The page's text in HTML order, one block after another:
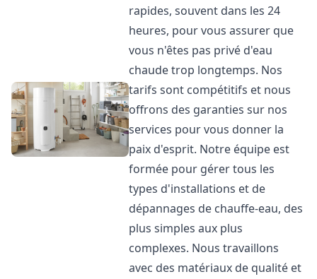
rapides, souvent dans les 24
heures, pour vous assurer que
vous n'êtes pas privé d'eau
chaude trop longtemps. Nos
tarifs sont compétitifs et nous
offrons des garanties sur nos
services pour vous donner la
paix d'esprit. Notre équipe est
formée pour gérer tous les
types d'installations et de
dépannages de chauffe-eau, des
plus simples aux plus
complexes. Nous travaillons
avec des matériaux de qualité et